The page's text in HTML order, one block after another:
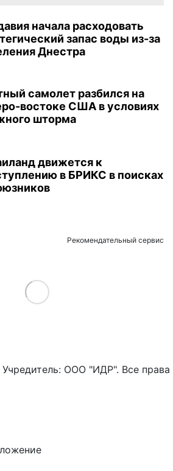
начала расходовать
запас воды из-за
Днестра
самолет разбился на
востоке США в условиях
шторма
движется к
в БРИКС в поисках
Рекомендательный сервис
Load More
ООО "ИДР". Все права